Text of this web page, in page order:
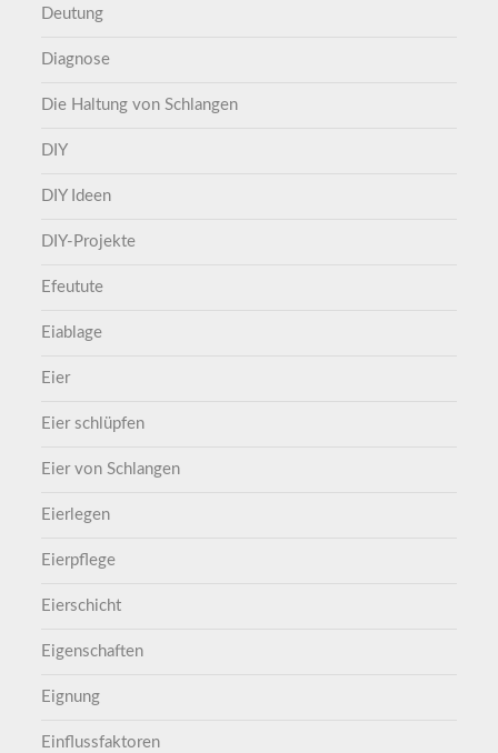
Deutung
Diagnose
Die Haltung von Schlangen
DIY
DIY Ideen
DIY-Projekte
Efeutute
Eiablage
Eier
Eier schlüpfen
Eier von Schlangen
Eierlegen
Eierpflege
Eierschicht
Eigenschaften
Eignung
Einflussfaktoren